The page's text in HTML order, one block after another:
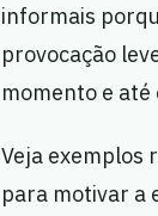
informais
provocação
momento e até
Veja exemplos
para motivar a